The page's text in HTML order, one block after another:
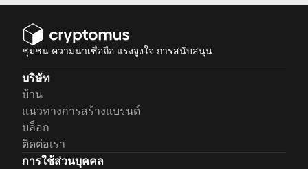
จากมัน
ชุมชน ความน่าเชื่อถือ แรงจูงใจ การสนับสนุน
บริษัท
บ้าน
แนวทางการสร้างแบรนด์
บล็อก
ติดต่อเรา
การใช้ส่วนบุคคล